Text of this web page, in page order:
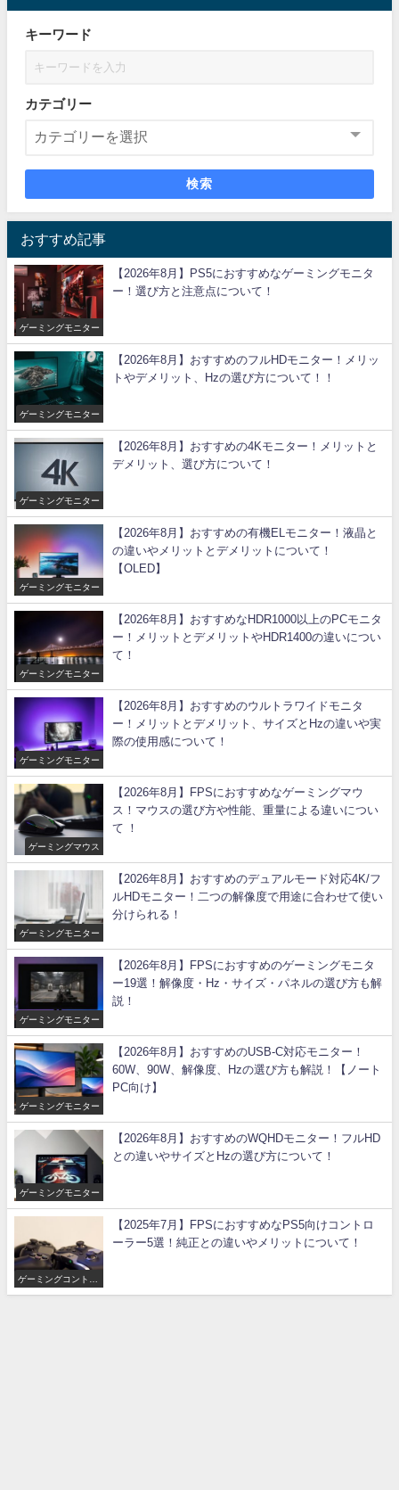
キーワード
カテゴリー
検索
おすすめ記事
ゲーミングモニター
【2026年8月】PS5におすすめなゲーミングモニタ
ー！選び方と注意点について！
ゲーミングモニター
【2026年8月】おすすめのフルHDモニター！メリッ
トやデメリット、Hzの選び方について！！
ゲーミングモニター
【2026年8月】おすすめの4Kモニター！メリットと
デメリット、選び方について！
ゲーミングモニター
【2026年8月】おすすめの有機ELモニター！液晶と
の違いやメリットとデメリットについて！
【OLED】
ゲーミングモニター
【2026年8月】おすすめなHDR1000以上のPCモニタ
ー！メリットとデメリットやHDR1400の違いについ
て！
ゲーミングモニター
【2026年8月】おすすめのウルトラワイドモニタ
ー！メリットとデメリット、サイズとHzの違いや実
際の使用感について！
ゲーミングマウス
【2026年8月】FPSにおすすめなゲーミングマウ
ス！マウスの選び方や性能、重量による違いについ
て ！
ゲーミングモニター
【2026年8月】おすすめのデュアルモード対応4K/フ
ルHDモニター！二つの解像度で用途に合わせて使い
分けられる！
ゲーミングモニター
【2026年8月】FPSにおすすめのゲーミングモニタ
ー19選！解像度・Hz・サイズ・パネルの選び方も解
説！
ゲーミングモニター
【2026年8月】おすすめのUSB-C対応モニター！
60W、90W、解像度、Hzの選び方も解説！【ノート
PC向け】
ゲーミングモニター
【2026年8月】おすすめのWQHDモニター！フルHD
との違いやサイズとHzの選び方について！
ゲーミングコントロ
【2025年7月】FPSにおすすめなPS5向けコントロ
ーラー5選！純正との違いやメリットについて！